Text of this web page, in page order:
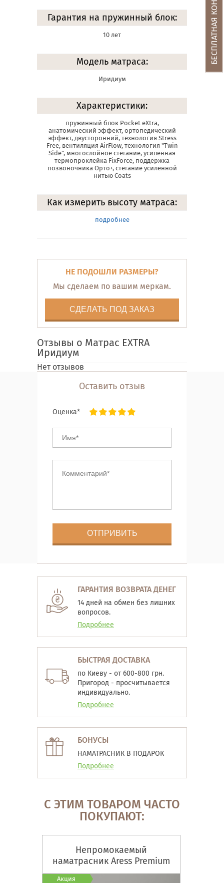
Гарантия на пружинный блок:
10 лет
Модель матраса:
Иридиум
Характеристики:
пружинный блок Pocket eXtra,
анатомический эффект, ортопедический
эффект, двусторонний, технология Stress
Free, вентиляция AirFlow, технология "Twin
Side", многослойное стегание, усиленная
термопроклейка FixForce, поддержка
позвоночника Орто+, стегание усиленной
нитью Coats
Как измерить высоту матраса:
подробнее
НЕ ПОДОШЛИ РАЗМЕРЫ?
Мы сделаем по вашим меркам.
СДЕЛАТЬ ПОД ЗАКАЗ
Отзывы о Матрас EXTRA
Иридиум
Нет отзывов
Оставить отзыв
Оценка*
ГАРАНТИЯ ВОЗВРАТА ДЕНЕГ
14 дней на обмен без лишних
вопросов.
Подробнее
БЫСТРАЯ ДОСТАВКА
по Киеву - от 600-800 грн.
Пригород - просчитывается
индивидуально.
Подробнее
БОНУСЫ
НАМАТРАСНИК В ПОДАРОК
Подробнее
С ЭТИМ ТОВАРОМ ЧАСТО
ПОКУПАЮТ:
Непромокаемый
наматрасник Aress Premium
Акция